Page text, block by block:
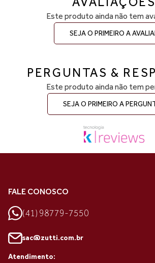
Este produto ainda não tem
SEJA O PRIMEIRO A
PERGUNTAS &
Este produto ainda não tem
SEJA O PRIMEIRO A
FALE CONOSCO
(41) 98779-7550
sac@zutti.com.br
Atendimento: